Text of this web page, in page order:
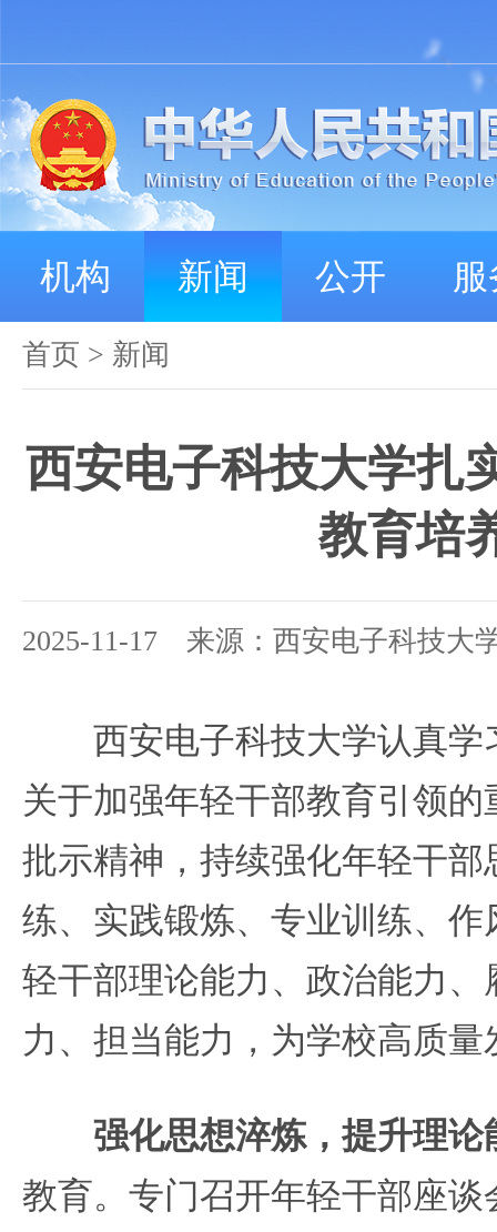
机构 新闻 公开
首页 > 新闻
西安电子科技大学扎
教育培
2025-11-17 来源：西安电子科技大
西安电子科技大学认真学
关于加强年轻干部教育引领
批示精神，持续强化年轻干
练、实践锻炼、专业训练、
轻干部理论能力、政治能力
力、担当能力，为学校高质
强化思想淬炼，提升理论
教育。专门召开年轻干部座